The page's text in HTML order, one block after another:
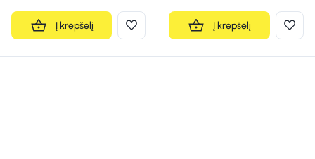
Į krepšelį Į krepšelį